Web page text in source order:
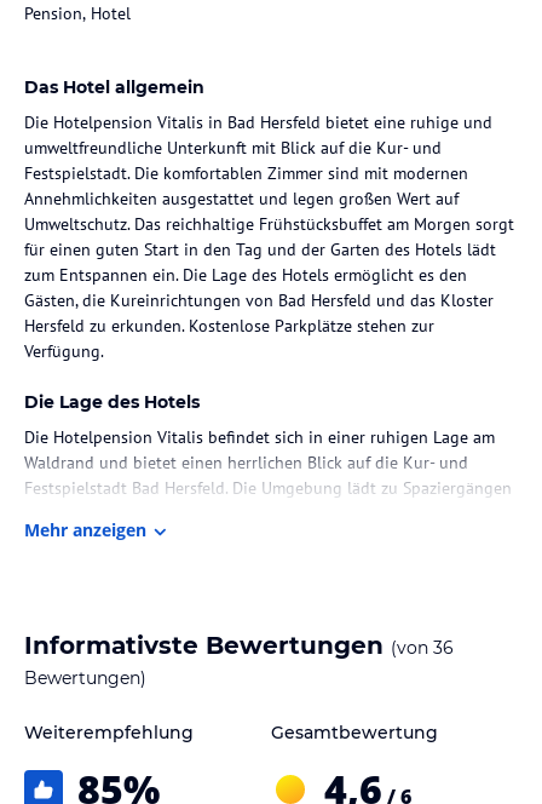
Pension, Hotel
Das Hotel allgemein
Die Hotelpension Vitalis in Bad Hersfeld bietet eine ruhige und
umweltfreundliche Unterkunft mit Blick auf die Kur- und
Festspielstadt. Die komfortablen Zimmer sind mit modernen
Annehmlichkeiten ausgestattet und legen großen Wert auf
Umweltschutz. Das reichhaltige Frühstücksbuffet am Morgen sorgt
für einen guten Start in den Tag und der Garten des Hotels lädt
zum Entspannen ein. Die Lage des Hotels ermöglicht es den
Gästen, die Kureinrichtungen von Bad Hersfeld und das Kloster
Hersfeld zu erkunden. Kostenlose Parkplätze stehen zur
Verfügung.
Die Lage des Hotels
Die Hotelpension Vitalis befindet sich in einer ruhigen Lage am
Waldrand und bietet einen herrlichen Blick auf die Kur- und
Festspielstadt Bad Hersfeld. Die Umgebung lädt zu Spaziergängen
Kureinrichtungen von Bad Hersfeld sowie das beeindruckende
Die Zimmer in der Hotelpension Vitalis sind komfortabel und
gemütlich eingerichtet und verfügen über extra lange Betten,
Besonderes Augenmerk wird auf den Umweltschutz gelegt, daher
ausgestattet. Die Solarheizung und die Regenwasserspülung
Mehr anzeigen
Informativste Bewertungen (von 36
Bewertungen)
Weiterempfehlung
85%
Gesamtbewertung
4,6 / 6